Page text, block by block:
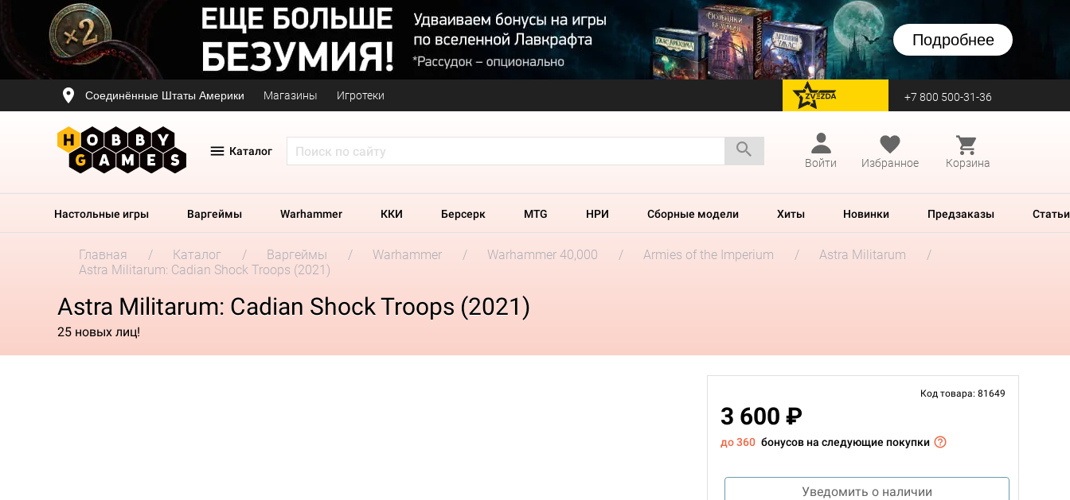
Подробнее
Соединённые Штаты Америки Магазины Игротеки перейти на Zvezda +7 800 500-31-36
Каталог
Войти
Избранное Корзина
Настольные игры Варгеймы Warhammer ККИ Берсерк MTG НРИ Сборные модели Хиты Новинки Предзаказы Статьи
Главная Каталог Варгеймы Warhammer Warhammer 40,000 Armies of the Imperium
Astra Militarum
Astra Militarum: Cadian Shock Troops (2021)
Astra Militarum: Cadian Shock Troops (2021)
25 новых лиц!
Код товара: 81649
3 600 ₽
до 360 бонусов на следующие покупки
Уведомить о наличии